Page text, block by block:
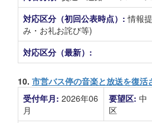
対応区分（初回公表時点）:情報
み・お礼お詫び等)
対応区分（最新）:
10. 市営バス停の音楽と放送を復活
受付年月: 2026年06
月
要望区: 中
区